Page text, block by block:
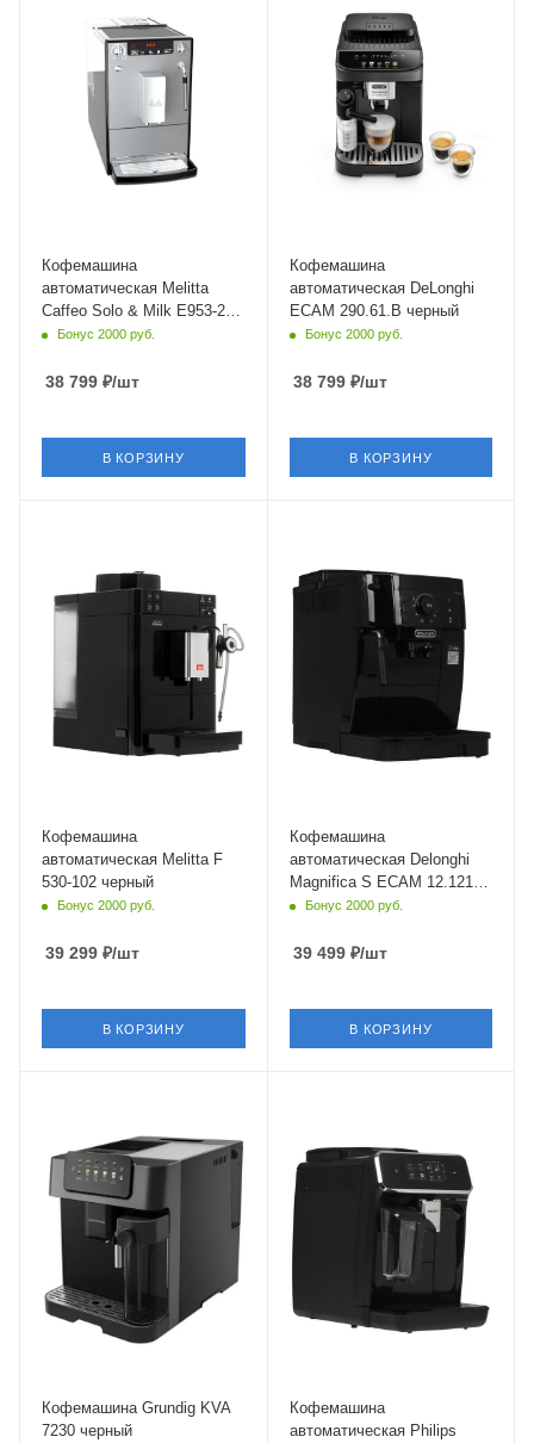
Мощность
1450 Вт
Глубина
Кофемашина
автоматическая Melitta
Caffeo Solo & Milk E953-202
серый
Бонус 2000 руб.
38 799 ₽/шт
В КОРЗИНУ
от сети
Мощность
1450 Вт
Глубина
Кофемашина
автоматическая DeLonghi
ECAM 290.61.B черный
Бонус 2000 руб.
38 799₽/шт
В КОРЗИНУ
от сети
Длина сетевого шнура
1 м
Глубина
Кофемашина
автоматическая Melitta F
530-102 черный
Бонус 2000 руб.
39 299 ₽/шт
В КОРЗИНУ
Питание
Длина сетевого шнура
43 см
Кофемашина
автоматическая Delonghi
Magnifica S ECAM 12.121 B
черный
Бонус 2000 руб.
39 499₽/шт
В КОРЗИНУ
Мощность
1350 Вт
Длина сетевого шнура
1.2 м
Кофемашина Grundig KVA
7230 черный
Питание
от сети
Мощность
1500 Вт
Длина сетевого шнура
1 м
Глубина
Кофемашина
автоматическая Philips